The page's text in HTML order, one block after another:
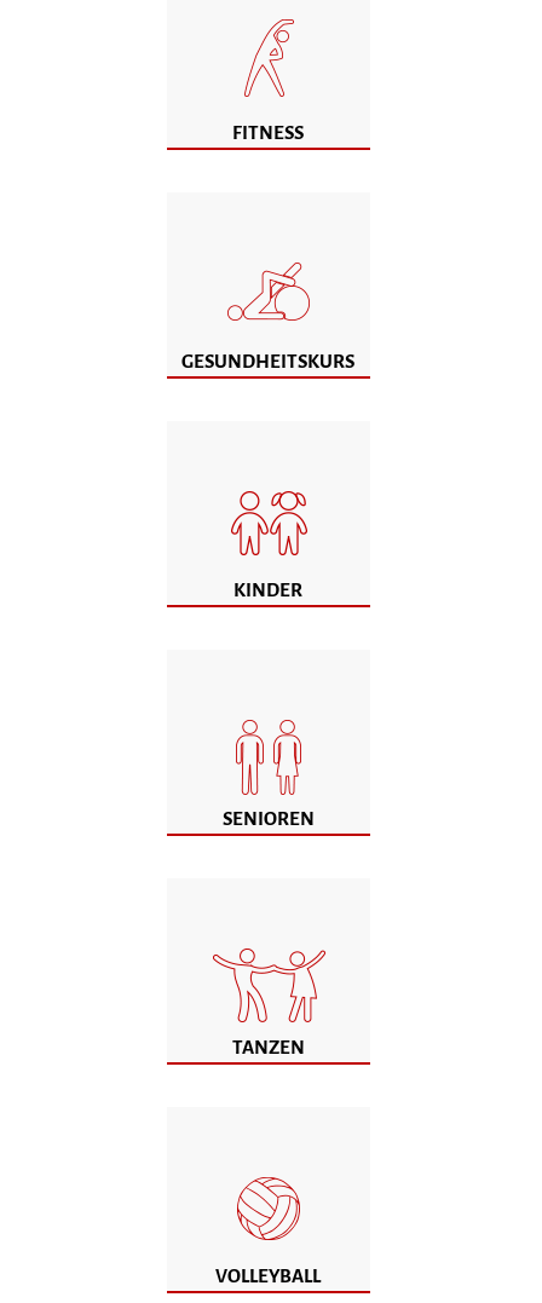
FITNESS
GESUNDHEITSKURS
KINDER
SENIOREN
TANZEN
VOLLEYBALL